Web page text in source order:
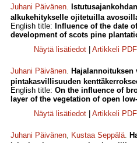
Juhani Päivänen.
alkukehitykselle ojitetuilla
English title: Influence of the date
development of scots pine
Näytä lisätiedot
Artikkeli
Juhani Päivänen.
pintakasvillisuuden
English title: On the influence of
layer of the vegetation of open
Näytä lisätiedot
Artikkeli
Juhani Päivänen, Kustaa Seppälä.